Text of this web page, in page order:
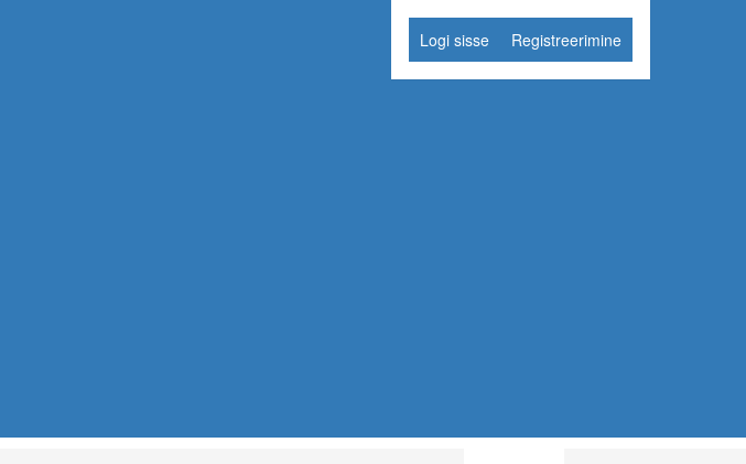
Logi sisse Registreerimine